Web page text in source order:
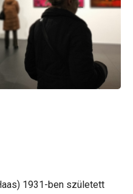
1931-ben született